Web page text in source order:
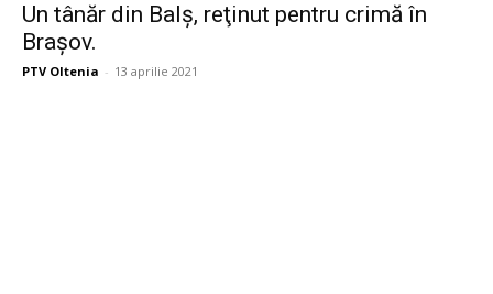
Un tânăr din Balş, reţinut pentru crimă în
Braşov.
PTV Oltenia - 13 aprilie 2021